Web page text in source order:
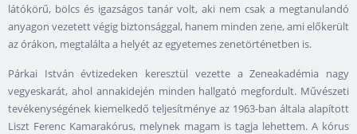
látókörű, bölcs és igazságos tanár volt, aki nem csak a megtanulandó
anyagon vezetett végig biztonsággal, hanem minden zene, ami előkerült
az órákon, megtalálta a helyét az egyetemes zenetörténetben is.
Párkai István évtizedeken keresztül vezette a Zeneakadémia nagy
vegyeskarát, ahol annakidején minden hallgató megfordult. Művészeti
tevékenységének kiemelkedő teljesítménye az 1963-ban általa alapított
Liszt Ferenc Kamarakórus, melynek magam is tagja lehettem. A kórus